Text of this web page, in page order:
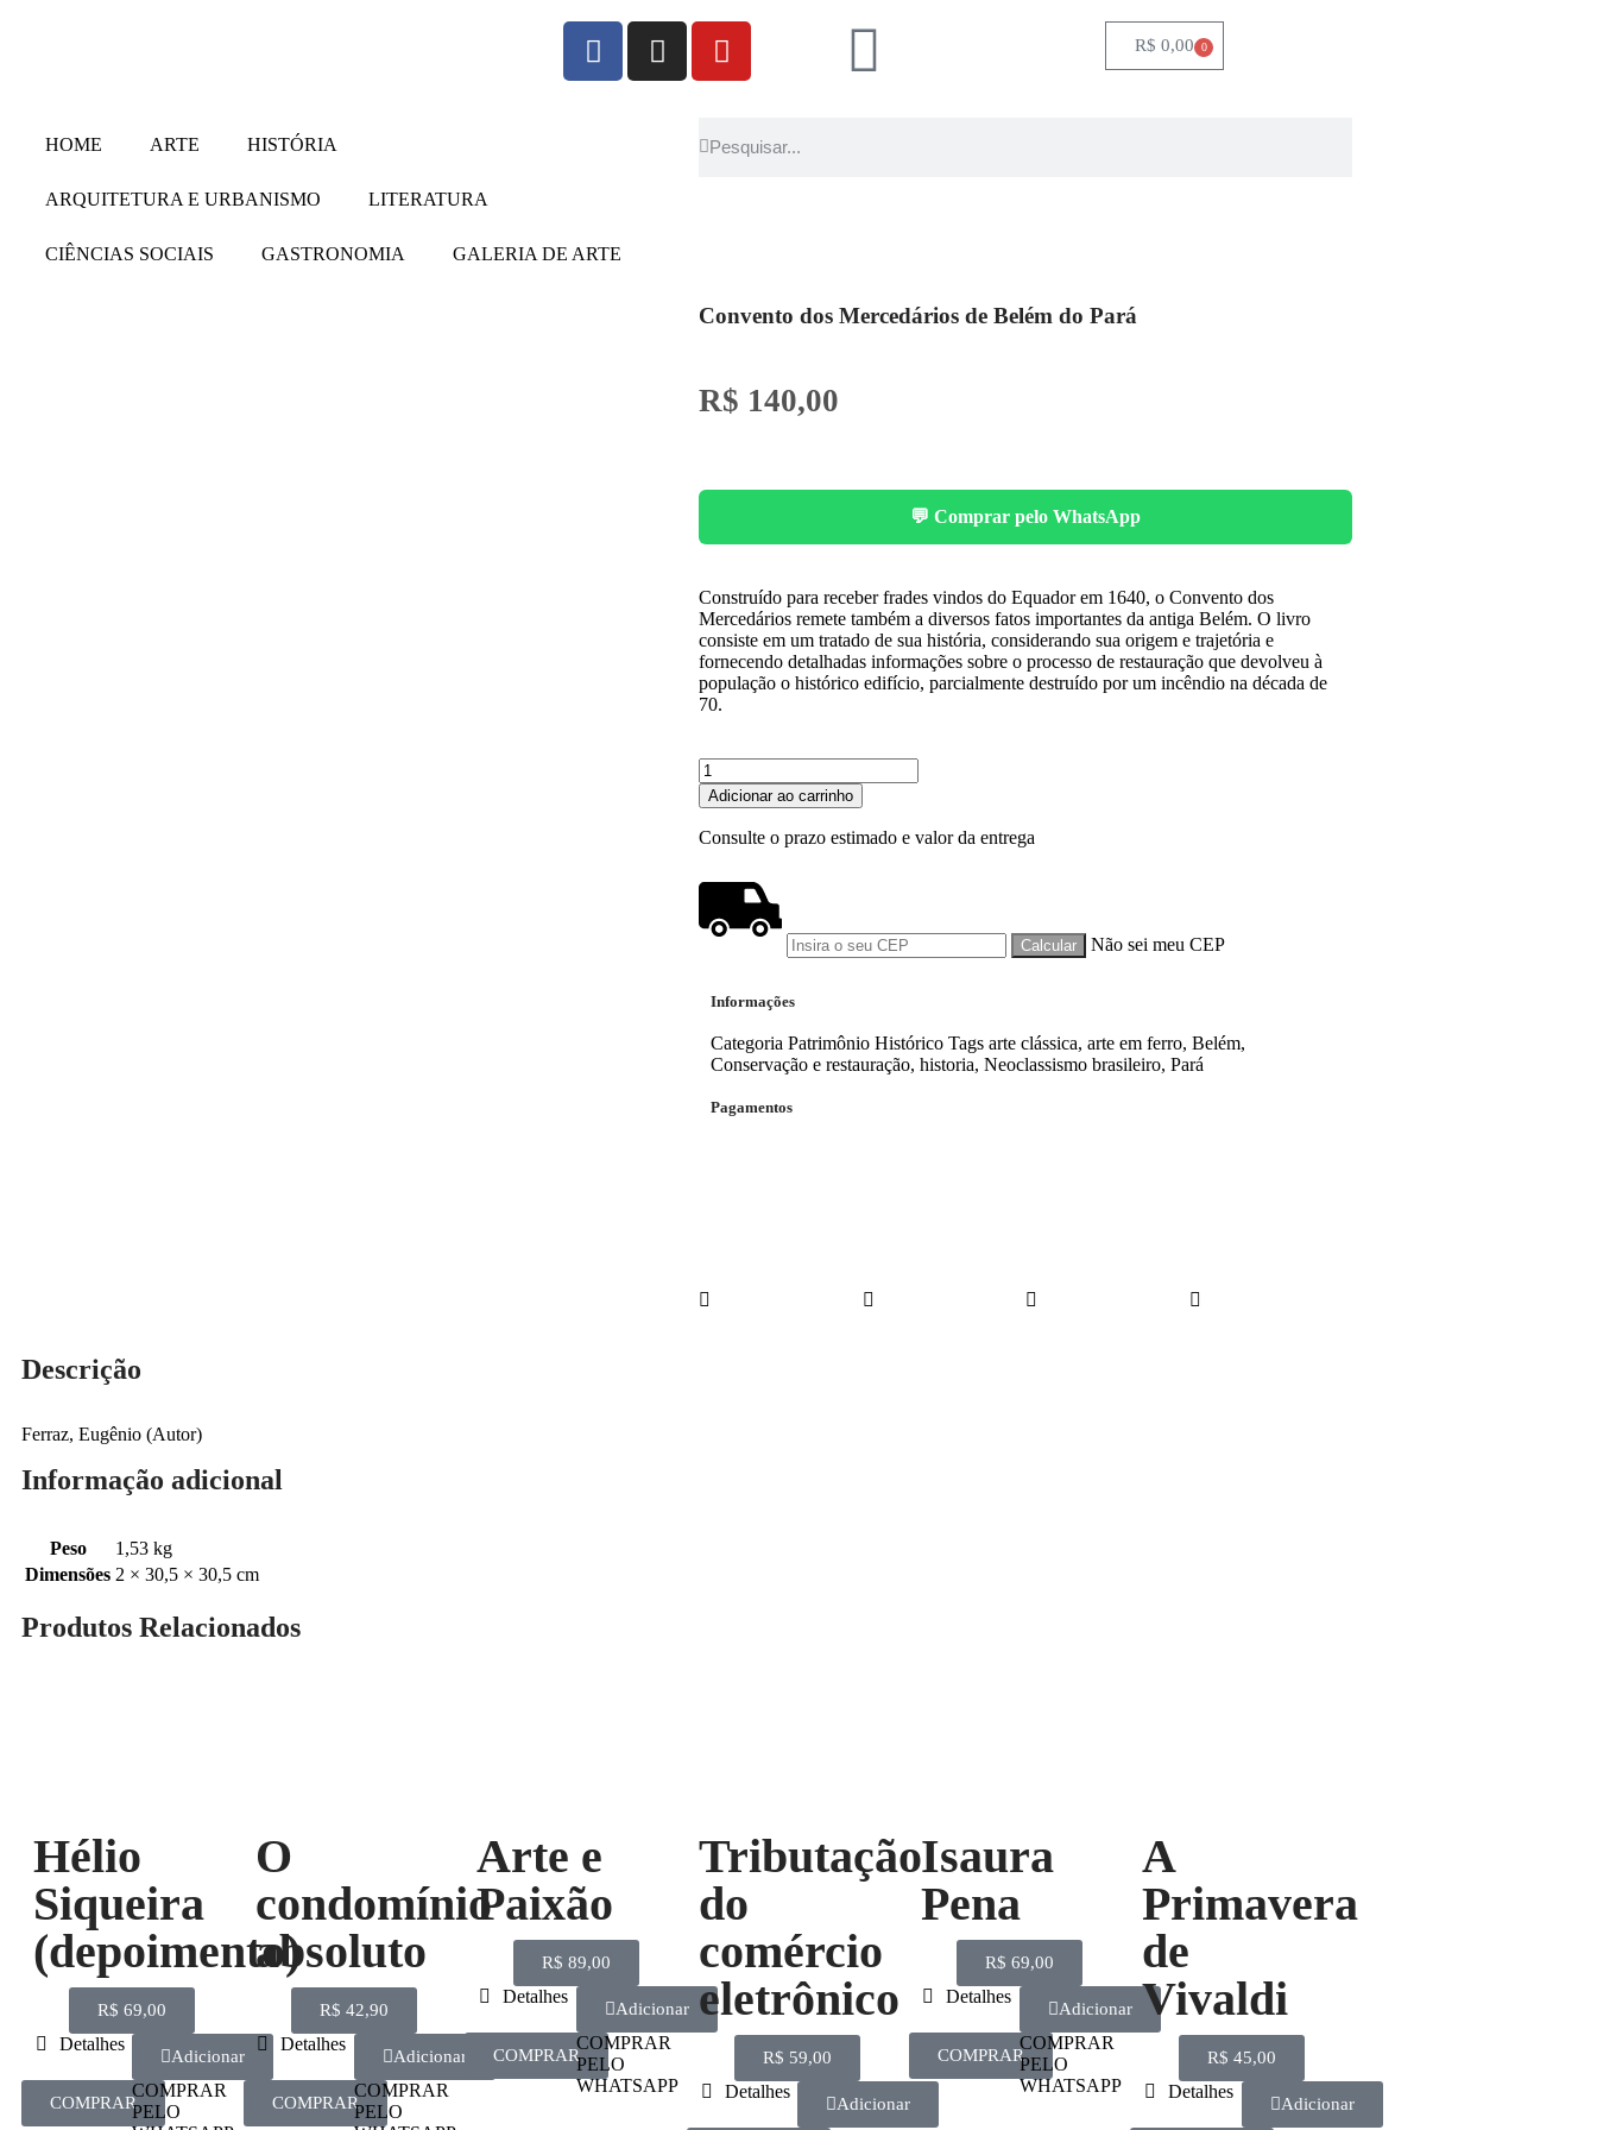
R$ 0,00 0
HOME ARTE HISTÓRIA
ARQUITETURA E URBANISMO LITERATURA
CIÊNCIAS SOCIAIS GASTRONOMIA GALERIA DE ARTE
Convento dos Mercedários de Belém do Pará
R$ 140,00
💬 Comprar pelo WhatsApp
Construído para receber frades vindos do Equador em 1640, o Convento dos
Mercedários remete também a diversos fatos importantes da antiga Belém. O livro
consiste em um tratado de sua história, considerando sua origem e trajetória e
fornecendo detalhadas informações sobre o processo de restauração que devolveu à
população o histórico edifício, parcialmente destruído por um incêndio na década de
70.
Adicionar ao carrinho
Consulte o prazo estimado e valor da entrega
Não sei meu CEP
Informações
Categoria Patrimônio Histórico Tags arte clássica, arte em ferro, Belém,
Conservação e restauração, historia, Neoclassismo brasileiro, Pará
Pagamentos
Descrição
Ferraz, Eugênio (Autor)
Informação adicional
Peso
1,53 kg
Dimensões 2 × 30,5 × 30,5 cm
Produtos Relacionados
Hélio
Siqueira
(depoimento)
R$ 69,00
Detalhes
Adicionar
COMPRAR
COMPRAR
PELO
O
condomínio
absoluto
R$ 42,90
Detalhes
Adicionar
COMPRAR
COMPRAR
PELO
Arte e
Paixão
R$ 89,00
Detalhes
Adicionar
COMPRAR
COMPRAR
PELO
WHATSAPP
Tributação
do
comércio
eletrônico
R$ 59,00
Detalhes
Adicionar
Isaura
Pena
R$ 69,00
Detalhes
Adicionar
COMPRAR
COMPRAR
PELO
WHATSAPP
A
Primavera
de
Vivaldi
R$ 45,00
Detalhes
Adicionar